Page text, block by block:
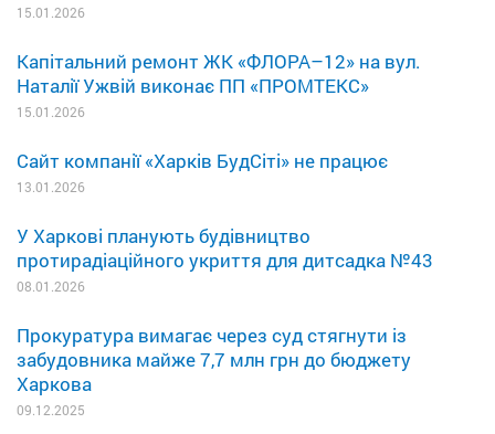
15.01.2026
Капітальний ремонт ЖК «ФЛОРА–12» на вул.
Наталії Ужвій виконає ПП «ПРОМТЕКС»
15.01.2026
Сайт компанії «Харків БудСіті» не працює
13.01.2026
У Харкові планують будівництво
протирадіаційного укриття для дитсадка №43
08.01.2026
Прокуратура вимагає через суд стягнути із
забудовника майже 7,7 млн грн до бюджету
Харкова
09.12.2025